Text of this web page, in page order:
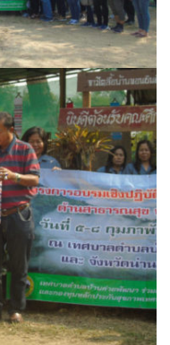
ระจำปีงบประมาณ 2561